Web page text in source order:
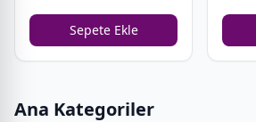
Sepete Ekle
Ana Kategoriler